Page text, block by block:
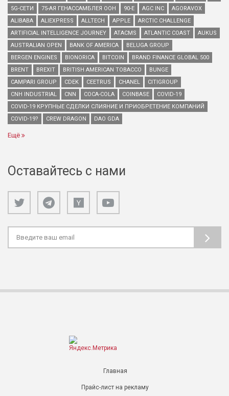
5G-СЕТИ
75-АЯ ГЕНАССАМБЛЕЯ ООН 90-Е AGC INC
AGORAVOX
ALIBABA
ALIEXPRESS ALLTECH APPLE
ARCTIC CHALLENGE
ARTIFICIAL INTELLIGENCE JOURNEY
ATACMS ATLANTIC COAST
AUKUS
AUSTRALIAN OPEN
BANK OF AMERICA
BELUGA GROUP
BERGEN ENGINES
BIONORICA BITCOIN
BRAND FINANCE GLOBAL 500
BRENT
BREXIT BRITISH AMERICAN TOBACCO
BUNGE
CAMPARI GROUP
CDEK CEETRUS CHANEL
CITIGROUP
CNH INDUSTRIAL
CNN COCA-COLA COINBASE
COVID-19
COVID-19 КРУПНЫЕ СДЕЛКИ СЛИЯНИЕ И ПРИОБРЕТЕНИЕ КОМПАНИЙ
COVID-19?
CREW DRAGON DAO GDA
Ещё
Оставайтесь с нами
Главная
Прайс-лист на рекламу